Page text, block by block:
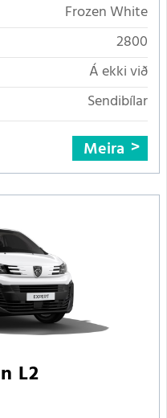
Frozen White
2800
Á ekki við
Sendibílar
Meira
L2